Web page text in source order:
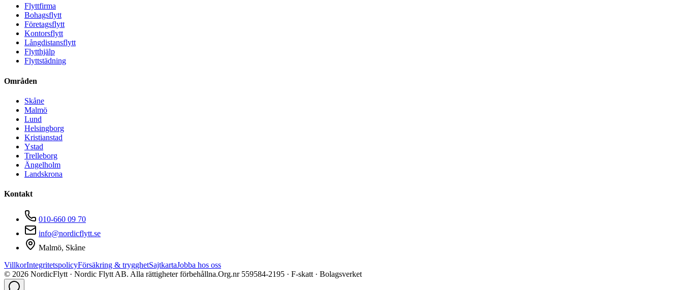
Flyttfirma
Bohagsflytt
Företagsflytt
Kontorsflytt
Långdistansflytt
Flytthjälp
Flyttstädning
Områden
Skåne
Malmö
Lund
Helsingborg
Kristianstad
Ystad
Trelleborg
Ängelholm
Landskrona
Kontakt
010-660 09 70
info@nordicflytt.se
Malmö, Skåne
VillkorIntegritetspolicyFörsäkring & trygghetSajtkartaJobba hos oss
© 2026 NordicFlytt · Nordic Flytt AB. Alla rättigheter förbehållna.Org.nr 559584-2195 · F-skatt · Bolagsverket